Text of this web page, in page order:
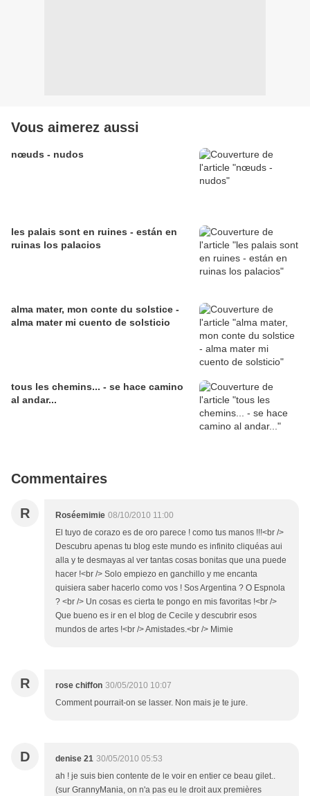
Vous aimerez aussi
nœuds - nudos
les palais sont en ruines - están en
ruinas los palacios
alma mater, mon conte du solstice -
alma mater mi cuento de solsticio
tous les chemins... - se hace camino
al andar...
Commentaires
R Roséemimie 08/10/2010 11:00
El tuyo de corazo es de oro parece ! como tus manos !!!<br />
Descubru apenas tu blog este mundo es infinito cliquéas aui
alla y te desmayas al ver tantas cosas bonitas que una puede
hacer !<br /> Solo empiezo en ganchillo y me encanta
quisiera saber hacerlo como vos ! Sos Argentina ? O Espnola
? <br /> Un cosas es cierta te pongo en mis favoritas !<br />
Que bueno es ir en el blog de Cecile y descubrir esos
mundos de artes !<br /> Amistades.<br /> Mimie
R rose chiffon 30/05/2010 10:07
Comment pourrait-on se lasser. Non mais je te jure.
D denise 21 30/05/2010 05:53
ah ! je suis bien contente de le voir en entier ce beau gilet..
(sur GrannyMania, on n'a pas eu le droit aux premières